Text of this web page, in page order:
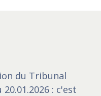
du Tribunal
: c'est